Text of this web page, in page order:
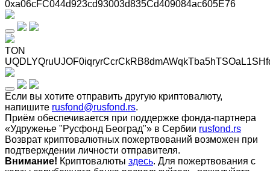
0xa06cFC044d923cd93003d835Cd409084ac605E76
TON
Если вы хотите отправить другую криптовалюту,
напишите rusfond@rusfond.rs.
Приём обеспечивается при поддержке фонда-партнера
«Удружење "Русфонд Београд"» в Сербии rusfond.rs
Возврат криптовалютных пожертвований возможен при
подтверждении личности отправителя.
Внимание! Криптовалюты здесь. Для пожертвования с